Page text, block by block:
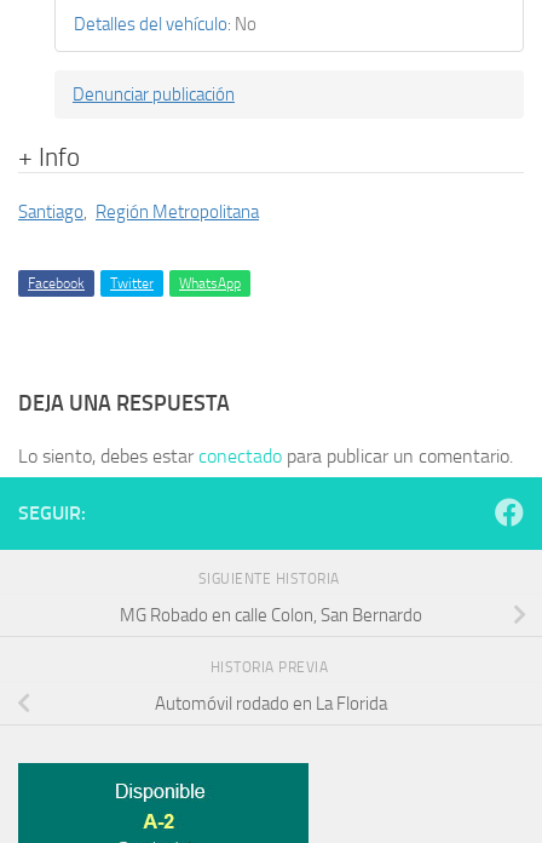
Detalles del vehículo: No
Denunciar publicación
+ Info
Santiago, Región Metropolitana
Facebook Twitter WhatsApp
DEJA UNA RESPUESTA
Lo siento, debes estarconectado para publicar un comentario.
SEGUIR:
SIGUIENTE HISTORIA
MG Robado en calle Colon, San Bernardo
HISTORIA PREVIA
Automóvil rodado en La Florida